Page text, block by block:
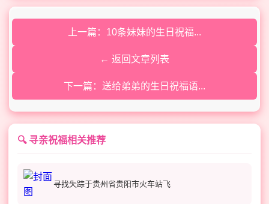
上一篇：10条妹妹的生日祝福...
← 返回文章列表
下一篇：送给弟弟的生日祝福语...
🔍 寻亲祝福相关推荐
寻找失踪于贵州省贵阳市火车站飞